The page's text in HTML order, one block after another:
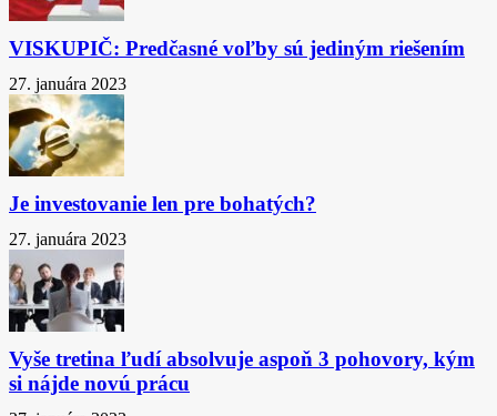
VISKUPIČ: Predčasné voľby sú jediným riešením
27. januára 2023
Je investovanie len pre bohatých?
27. januára 2023
Vyše tretina ľudí absolvuje aspoň 3 pohovory, kým
si nájde novú prácu